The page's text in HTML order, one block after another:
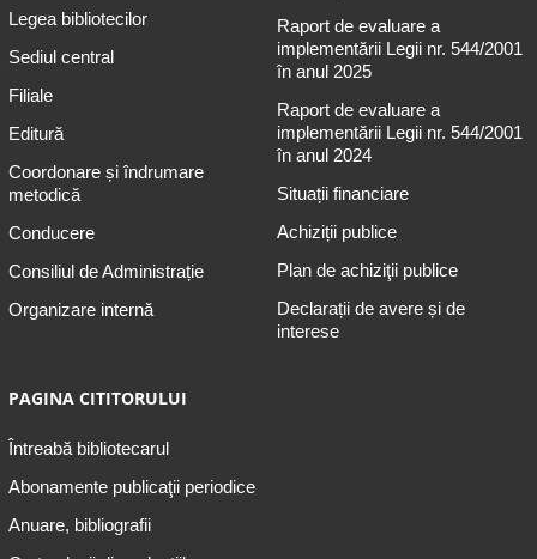
Legea bibliotecilor
Sediul central
Filiale
Editură
Coordonare și îndrumare
metodică
Conducere
Consiliul de Administrație
Organizare internă
Raport de evaluare a
implementării Legii nr. 544/2001
în anul 2025
Raport de evaluare a
implementării Legii nr. 544/2001
în anul 2024
Situații financiare
Achiziții publice
Plan de achiziţii publice
Declarații de avere și de
interese
PAGINA CITITORULUI
Întreabă bibliotecarul
Abonamente publicaţii periodice
Anuare, bibliografii